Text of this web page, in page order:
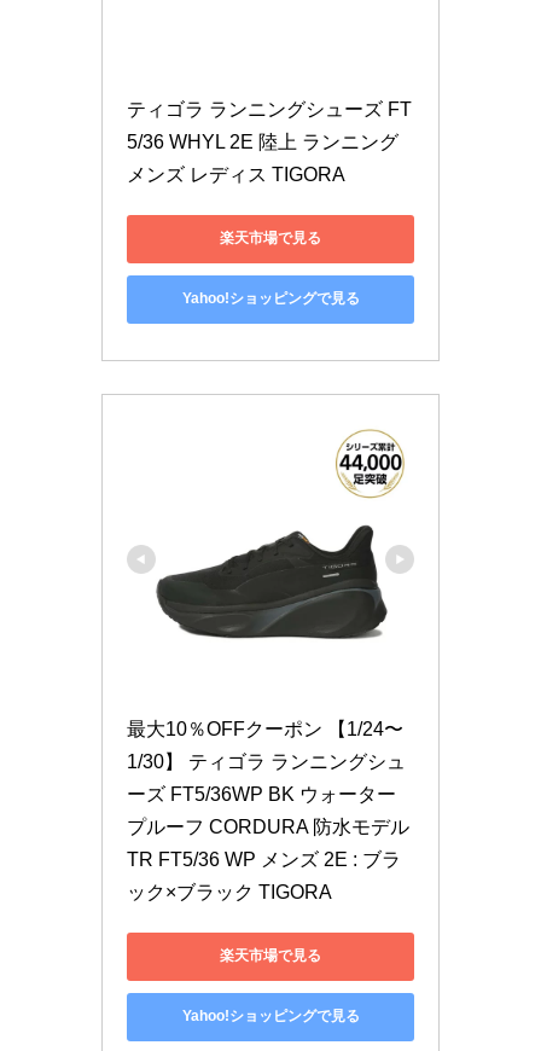
ティゴラ ランニングシューズ FT
5/36 WHYL 2E 陸上 ランニング
メンズ レディス TIGORA
楽天市場で見る
Yahoo!ショッピングで見る
最大10％OFFクーポン 【1/24〜
1/30】 ティゴラ ランニングシュ
ーズ FT5/36WP BK ウォーター
プルーフ CORDURA 防水モデル
TR FT5/36 WP メンズ 2E : ブラ
ック×ブラック TIGORA
楽天市場で見る
Yahoo!ショッピングで見る